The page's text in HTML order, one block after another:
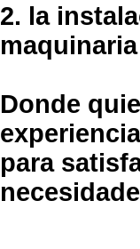
2. la
Donde
para